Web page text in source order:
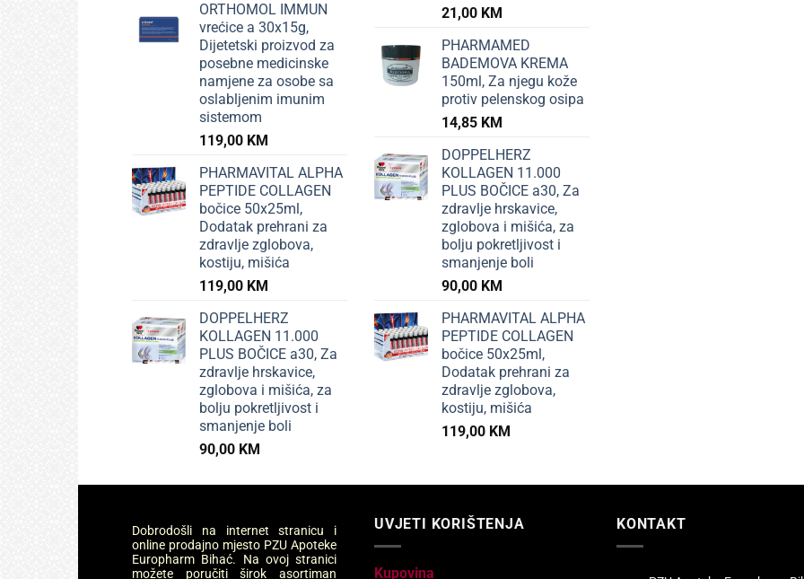
ORTHOMOL IMMUN
vrećice a 30x15g,
Dijetetski proizvod za
posebne medicinske
namjene za osobe sa
oslabljenim imunim
sistemom
119,00 KM
PHARMAVITAL ALPHA
PEPTIDE COLLAGEN
bočice 50x25ml,
Dodatak prehrani za
zdravlje zglobova,
kostiju, mišića
119,00 KM
DOPPELHERZ
KOLLAGEN 11.000
PLUS BOČICE a30, Za
zdravlje hrskavice,
zglobova i mišića, za
bolju pokretljivost i
smanjenje boli
90,00 KM
21,00 KM
PHARMAMED
BADEMOVA KREMA
150ml, Za njegu kože
protiv pelenskog osipa
14,85 KM
DOPPELHERZ
KOLLAGEN 11.000
PLUS BOČICE a30, Za
zdravlje hrskavice,
zglobova i mišića, za
bolju pokretljivost i
smanjenje boli
90,00 KM
PHARMAVITAL ALPHA
PEPTIDE COLLAGEN
bočice 50x25ml,
Dodatak prehrani za
zdravlje zglobova,
kostiju, mišića
119,00 KM
Dobrodošli na internet stranicu i
online prodajno mjesto PZU Apoteke
Europharm Bihać. Na ovoj stranici
možete poručiti širok asortiman
UVJETI KORIŠTENJA
Kupovina
KONTAKT